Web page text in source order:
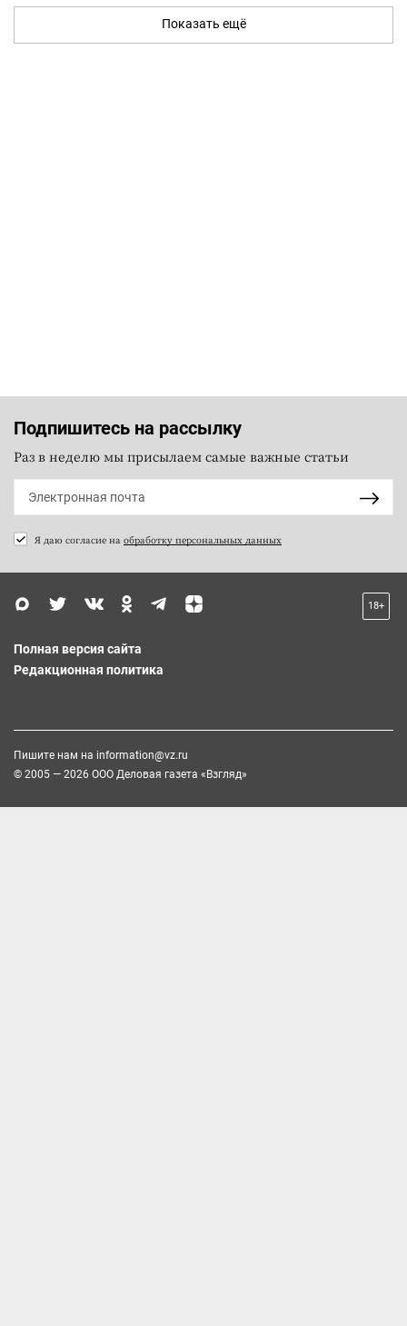
Показать ещё
Подпишитесь на рассылку
Раз в неделю мы присылаем самые важные статьи
Я даю согласие на обработку персональных данных
18+
Полная версия сайта
Редакционная политика
Пишите нам на information@vz.ru
© 2005 — 2026 ООО Деловая газета «Взгляд»